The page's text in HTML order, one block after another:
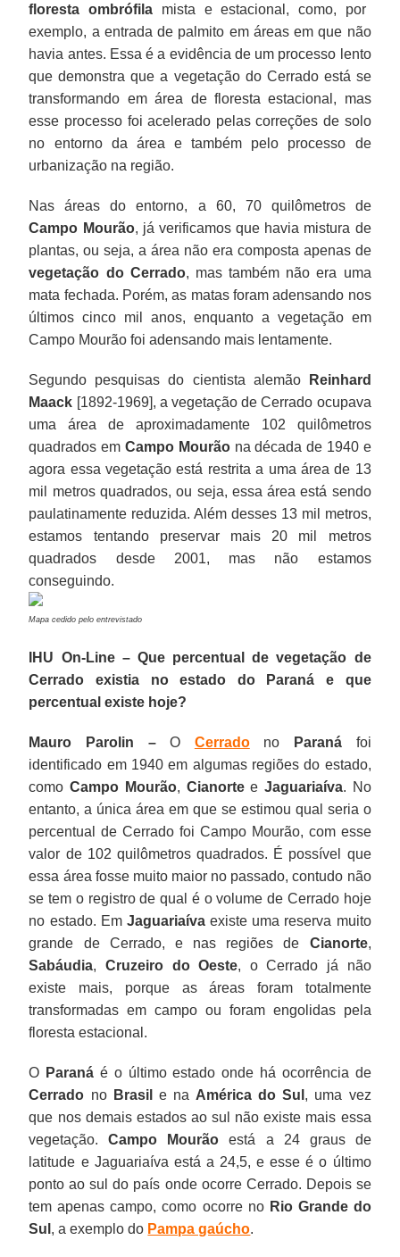
floresta ombrófila mista e estacional, como, por
exemplo, a entrada de palmito em áreas em que não
havia antes. Essa é a evidência de um processo lento
que demonstra que a vegetação do Cerrado está se
transformando em área de floresta estacional, mas
esse processo foi acelerado pelas correções de solo
no entorno da área e também pelo processo de
urbanização na região.
Nas áreas do entorno, a 60, 70 quilômetros de
Campo Mourão, já verificamos que havia mistura de
plantas, ou seja, a área não era composta apenas de
vegetação do Cerrado, mas também não era uma
mata fechada. Porém, as matas foram adensando nos
últimos cinco mil anos, enquanto a vegetação em
Campo Mourão foi adensando mais lentamente.
Segundo pesquisas do cientista alemão
Reinhard
Maack [1892-1969], a vegetação de Cerrado ocupava
uma área de aproximadamente 102 quilômetros
quadrados em Campo Mourãona década de 1940 e
agora essa vegetação está restrita a uma área de 13
mil metros quadrados, ou seja, essa área está sendo
paulatinamente reduzida. Além desses 13 mil metros,
estamos tentando preservar mais 20 mil metros
quadrados desde 2001, mas não estamos
conseguindo.
Mapa cedido pelo entrevistado
IHU On-Line – Que percentual de vegetação de
Cerrado existia no estado do Paraná e que
percentual existe hoje?
Mauro Parolin –O Cerradono Paraná foi
identificado em 1940 em algumas regiões do estado,
como Campo Mourão, Cianortee Jaguariaíva. No
entanto, a única área em que se estimou qual seria o
percentual de Cerrado foi Campo Mourão, com esse
valor de 102 quilômetros quadrados. É possível que
essa área fosse muito maior no passado, contudo não
se tem o registro de qual é o volume de Cerrado hoje
no estado. Em Jaguariaívaexiste uma reserva muito
grande de Cerrado, e nas regiões de Cianorte,
Sabáudia,Cruzeiro do Oeste, o Cerrado já não
existe mais, porque as áreas foram totalmente
transformadas em campo ou foram engolidas pela
floresta estacional.
O Paraná é o último estado onde há ocorrência de
Cerrado no Brasil e na América do Sul , uma vez
que nos demais estados ao sul não existe mais essa
vegetação.Campo Mourão está a 24 graus de
latitude e Jaguariaíva está a 24,5, e esse é o último
ponto ao sul do país onde ocorre Cerrado. Depois se
tem apenas campo, como ocorre no Rio Grande do
Sul , a exemplo do Pampa gaúcho.